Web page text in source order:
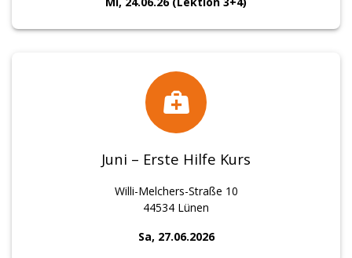
Juni – Erste Hilfe Kurs
Willi-Melchers-Straße 10
44534 Lünen
Sa, 27.06.2026